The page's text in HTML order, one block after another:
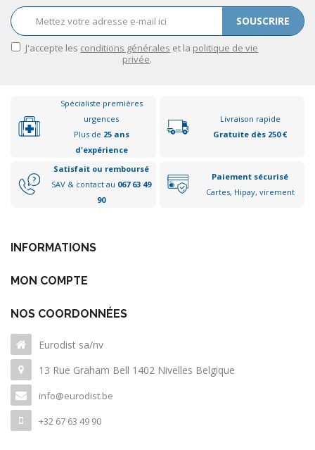
SOUSCRIRE
J'accepte les conditions générales et la politique de vie
privée.
Spécialiste premières
urgences
Plus de 25 ans
d'expérience
Livraison rapide
Gratuite dès 250 €
Satisfait ou remboursé
SAV & contact au 067 63 49
90
Paiement sécurisé
Cartes, Hipay, virement
INFORMATIONS
MON COMPTE
NOS COORDONNÉES
Eurodist sa/nv
13 Rue Graham Bell 1402 Nivelles Belgique
info@eurodist.be
+32 67 63 49 90